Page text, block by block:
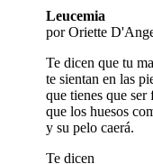
Leucemia
por Oriette
Te dicen que tu
te sientan en las
que tienes que ser
que los huesos
y su pelo caerá.
Te dicen